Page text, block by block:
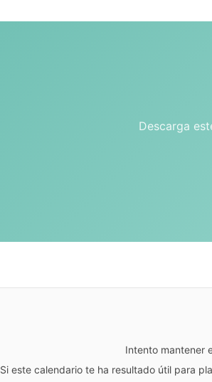
Descarga
Intento mantener
Si este calendario te ha resultado útil para